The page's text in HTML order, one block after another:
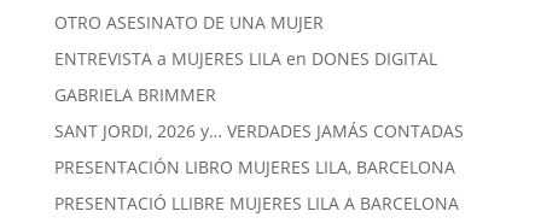
OTRO ASESINATO DE UNA MUJER
ENTREVISTA a MUJERES LILA en DONES DIGITAL
GABRIELA BRIMMER
SANT JORDI, 2026 y… VERDADES JAMÁS CONTADAS
PRESENTACIÓN LIBRO MUJERES LILA, BARCELONA
PRESENTACIÓ LLIBRE MUJERES LILA A BARCELONA